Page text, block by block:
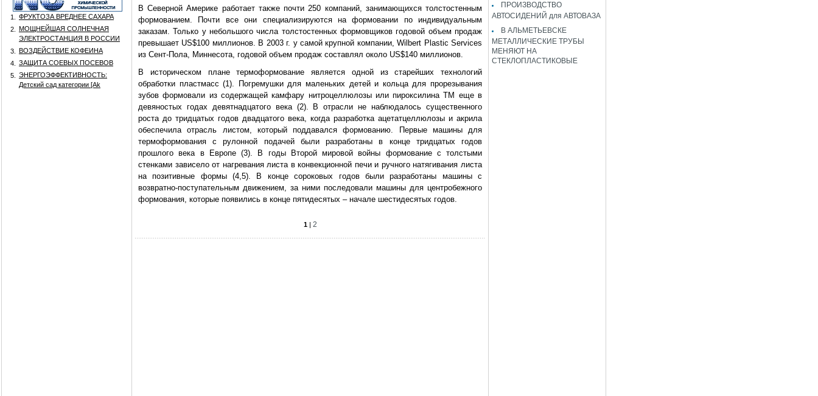
1.
ФРУКТОЗА ВРЕДНЕЕ САХАРА
2.
МОЩНЕЙШАЯ СОЛНЕЧНАЯ
ЭЛЕКТРОСТАНЦИЯ В РОССИИ
3.
ВОЗДЕЙСТВИЕ КОФЕИНА
4.
ЗАЩИТА СОЕВЫХ ПОСЕВОВ
5.
ЭНЕРГОЭФФЕКТИВНОСТЬ:
Детский сад категории [Аk
В Северной Америке работает также почти 250 компаний, занимающихся толстостенным
формованием. Почти все они специализируются на формовании по индивидуальным
заказам. Только у небольшого числа толстостенных формовщиков годовой объем продаж
превышает US$100 миллионов. В 2003 г. у самой крупной компании, Wilbert Plastic Services
из Сент-Пола, Миннесота, годовой объем продаж составлял около US$140 миллионов.
В историческом плане термоформование является одной из старейших технологий
обработки пластмасс (1). Погремушки для маленьких детей и кольца для прорезывания
зубов формовали из содержащей камфару нитроцеллюлозы или пироксилина ТМ еще в
девяностых годах девятнадцатого века (2). В отрасли не наблюдалось существенного
роста до тридцатых годов двадцатого века, когда разработка ацетатцеллюлозы и акрила
обеспечила отрасль листом, который поддавался формованию. Первые машины для
термоформования с рулонной подачей были разработаны в конце тридцатых годов
прошлого века в Европе (3). В годы Второй мировой войны формование с толстыми
стенками зависело от нагревания листа в конвекционной печи и ручного натягивания листа
на позитивные формы (4,5). В конце сороковых годов были разработаны машины с
возвратно-поступательным движением, за ними последовали машины для центробежного
формования, которые появились в конце пятидесятых – начале шестидесятых годов.
1| 2
ПРОИЗВОДСТВО
АВТОСИДЕНИЙ для АВТОВАЗА
В АЛЬМЕТЬЕВСКЕ
МЕТАЛЛИЧЕСКИЕ ТРУБЫ
МЕНЯЮТ НА
СТЕКЛОПЛАСТИКОВЫЕ